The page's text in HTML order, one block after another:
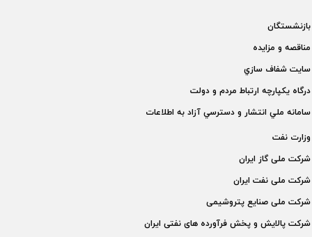
بازنشستگان
مناقصه و مزايده
سايت شفاف سازي
درگاه يكپارچه ارتباط مردم و دولت
سامانه ملي انتشار و دسترسي آزاد به اطلاعات
وزارت نفت
شركت ملی گاز ايران
شركت ملی نفت ايران
شركت ملی صنايع پتروشيمی
شركت پالايش و پخش فرآورده های نفتی ايران